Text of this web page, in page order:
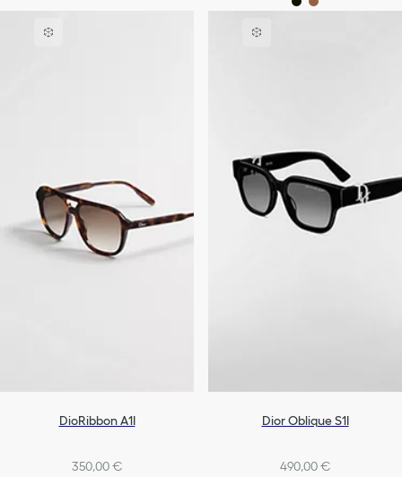
DioRibbon A1I
350,00 €
Dior Oblique S1I
490,00 €